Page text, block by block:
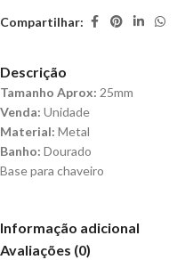
Compartilhar:
Descrição
Tamanho Aprox: 25mm
Venda: Unidade
Material: Metal
Banho: Dourado
Base para chaveiro
Informação adicional
Avaliações (0)